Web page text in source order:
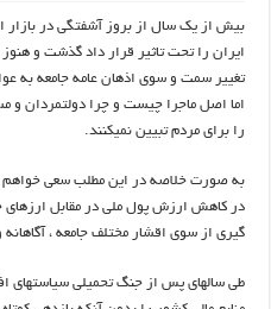
بیش از یک سال از بروز آشفتگی در بازار
ایران را تحت تاثیر قرار داد گذشت و
تغییر سمت و سوی اذهان عامه جامعه به
اما اصل ماجرا چیست و چرا دولتمردان و
را برای مردم تبیین نمیکنند.
به صورت خلاصه در این مطلب سعی
در کاهش ارزش پول ملی در مقابل ارزهای
گیری از سوی اقشار مختلف جامعه ،
طی سالهای پس از جنگ تحمیلی سیاستهای